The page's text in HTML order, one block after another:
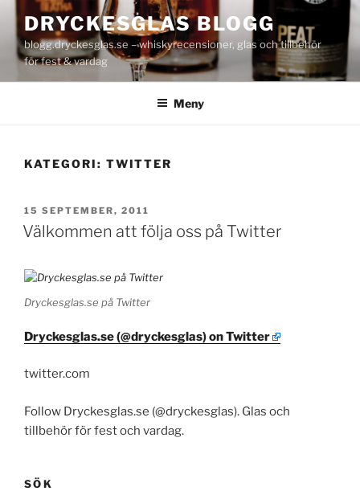
innehåll
DRYCKESGLAS BLOGG
blogg.dryckesglas.se – whiskyrecensioner, glas och tillbehör
för fest & vardag
Meny
KATEGORI: TWITTER
PUBLICERAT
15 SEPTEMBER, 2011
Välkommen att följa oss på Twitter
Dryckesglas.se på Twitter
Dryckesglas.se (@dryckesglas) on Twitter
twitter.com
Follow Dryckesglas.se (@dryckesglas). Glas och
tillbehör för fest och vardag.
SÖK